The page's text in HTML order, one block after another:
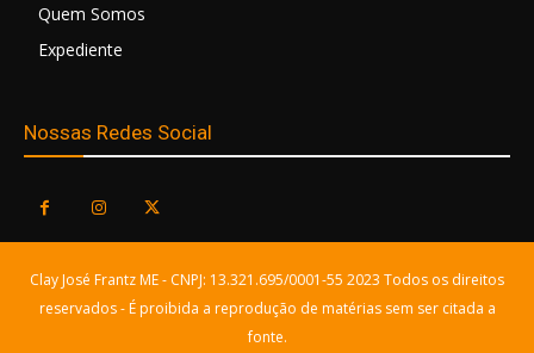
Quem Somos
Expediente
Nossas Redes Social
Clay José Frantz ME - CNPJ: 13.321.695/0001-55 2023 Todos os direitos
reservados - É proibida a reprodução de matérias sem ser citada a
fonte.